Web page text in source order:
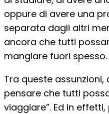
oppure di avere una
separata dagli altri
ancora che tutti
mangiare fuori spesso.
Tra queste assunzioni,
pensare che tutti
viaggiare”. Ed in